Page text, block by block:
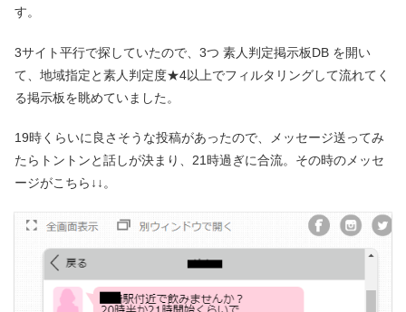
す。
3サイト平行で探していたので、3つ 素人判定掲示板DB を開い
て、地域指定と素人判定度★4以上でフィルタリングして流れてく
る掲示板を眺めていました。
19時くらいに良さそうな投稿があったので、メッセージ送ってみ
たらトントンと話しが決まり、21時過ぎに合流。その時のメッセ
ージがこちら↓↓。